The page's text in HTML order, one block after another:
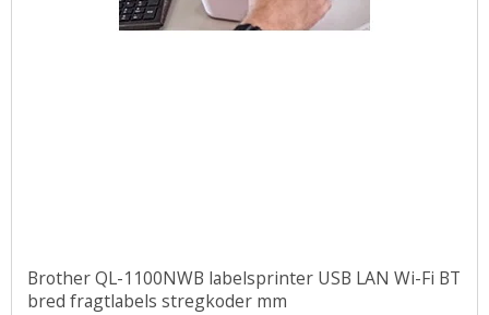
Brother QL-1100NWB labelsprinter USB LAN Wi-Fi BT
bred fragtlabels stregkoder mm